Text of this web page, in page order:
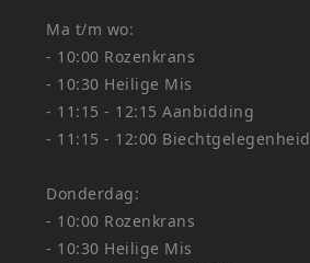
Ma t/m wo:
- 10:00 Rozenkrans
- 10:30 Heilige Mis
- 11:15 - 12:15 Aanbidding
- 11:15 - 12:00 Biechtgelegenheid
Donderdag:
- 10:00 Rozenkrans
- 10:30 Heilige Mis